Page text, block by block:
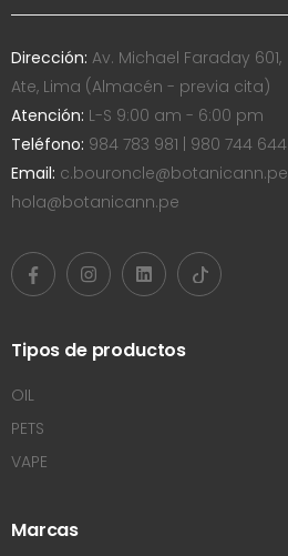
Dirección: Av. Michael Faraday 601,
Ate, Lima (Almacén - previa cita)
Atención: L-S 9:00 am - 6:00 pm
Teléfono: 984 783 981 | 980 744 644
Email: c.bouroncle@botanicann.pe |
hola@botanicann.pe
Tipos de productos
OIL
PETS
VAPE
Marcas